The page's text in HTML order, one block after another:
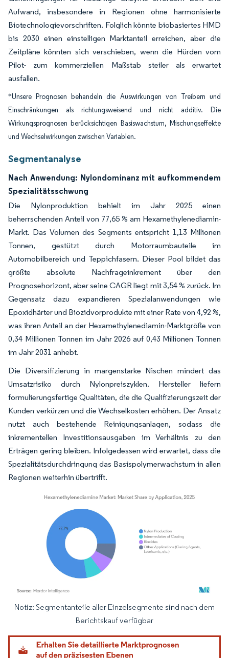
Aufwand, insbesondere in Regionen ohne harmonisierte
Biotechnologievorschriften. Folglich könnte biobasiertes HMD
bis 2030 einen einstelligen Marktanteil erreichen, aber die
Zeitpläne könnten sich verschieben, wenn die Hürden vom
Pilot- zum kommerziellen Maßstab steiler als erwartet
ausfallen.
*Unsere Prognosen behandeln die Auswirkungen von Treibern und
Einschränkungen als richtungsweisend und nicht additiv. Die
Wirkungsprognosen berücksichtigen Basiswachstum, Mischungseffekte
und Wechselwirkungen zwischen Variablen.
Segmentanalyse
Nach Anwendung: Nylondominanz mit aufkommendem
Spezialitätsschwung
Die Nylonproduktion behielt im Jahr 2025 einen
beherrschenden Anteil von 77,65 % am Hexamethylenediamin-
Markt. Das Volumen des Segments entspricht 1,13 Millionen
Tonnen, gestützt durch Motorraumbauteile im
Automobilbereich und Teppichfasern. Dieser Pool bildet das
größte absolute Nachfrageinkrement über den
Prognosehorizont, aber seine CAGR liegt mit 3,54 % zurück. Im
Gegensatz dazu expandieren Spezialanwendungen wie
Epoxidhärter und Biozidvorprodukte mit einer Rate von 4,92 %,
was ihren Anteil an der Hexamethylenediamin-Marktgröße von
0,34 Millionen Tonnen im Jahr 2026 auf 0,43 Millionen Tonnen
im Jahr 2031 anhebt.
Die Diversifizierung in margenstarke Nischen mindert das
Umsatzrisiko durch Nylonpreiszyklen. Hersteller liefern
formulierungsfertige Qualitäten, die die Qualifizierungszeit der
Kunden verkürzen und die Wechselkosten erhöhen. Der Ansatz
nutzt auch bestehende Reinigungsanlagen, sodass die
inkrementellen Investitionsausgaben im Verhältnis zu den
Erträgen gering bleiben. Infolgedessen wird erwartet, dass die
Spezialitätsdurchdringung das Basispolymerwachstum in allen
Regionen weiterhin übertrifft.
Bild © Mordor Intelligence. Wiederverwendung erfordert Namensnennung
Notiz: Segmentanteile aller Einzelsegmente sind nach dem
Berichtskauf verfügbar